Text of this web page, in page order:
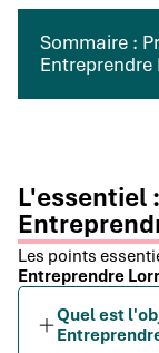
Sommaire :
Entreprendre
L'essentiel
Les points
Entreprendre
Quel est